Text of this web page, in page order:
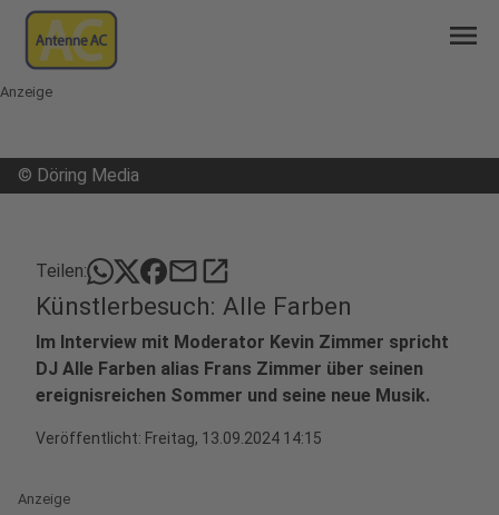
menu
Anzeige
© Döring Media
Teilen: mailopen_in_new
Künstlerbesuch: Alle Farben
Im Interview mit Moderator Kevin Zimmer spricht
DJ Alle Farben alias Frans Zimmer über seinen
ereignisreichen Sommer und seine neue Musik.
Veröffentlicht: Freitag, 13.09.2024 14:15
Anzeige